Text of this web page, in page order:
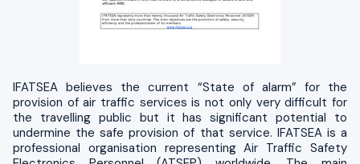
IFATSEA believes the current “State of alarm” for the
provision of air traffic services is not only very difficult for
the travelling public but it has significant potential to
undermine the safe provision of that service. IFATSEA is a
professional organisation representing Air Traffic Safety